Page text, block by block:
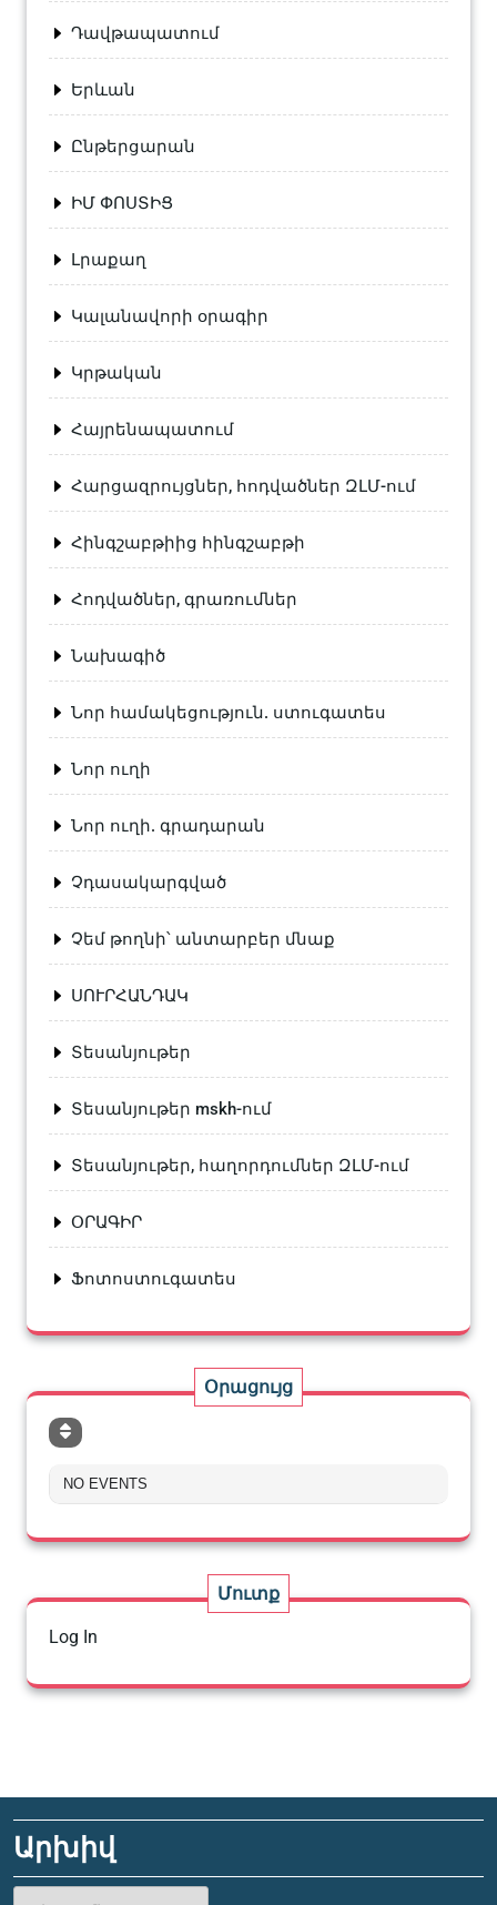
Դավթապատում
Երևան
Ընթերցարան
ԻՄ ՓՈՍՏԻՑ
Լրաքաղ
Կալանավորի օրագիր
Կրթական
Հայրենապատում
Հարցազրույցներ, հոդվածներ ԶԼՄ-ում
Հինգշաբթիից հինգշաբթի
Հոդվածներ, գրառումներ
Նախագիծ
Նոր համակեցություն. ստուգատես
Նոր ուղի
Նոր ուղի. գրադարան
Չդասակարգված
Չեմ թողնի՝ անտարբեր մնաք
ՍՈՒՐՀԱՆԴԱԿ
Տեսանյութեր
Տեսանյութեր mskh-ում
Տեսանյութեր, հաղորդումներ ԶԼՄ-ում
ՕՐԱԳԻՐ
Ֆոտոստուգատես
Օրացույց
NO EVENTS
Մուտք
Log In
Արխիվ